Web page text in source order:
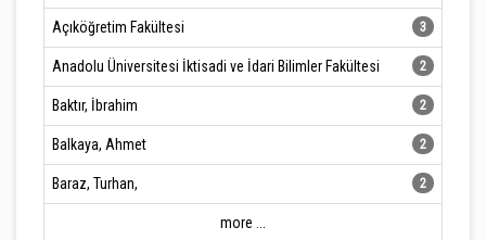
Açıköğretim Fakültesi 3
Anadolu Üniversitesi İktisadi ve İdari Bilimler Fakültesi 2
Baktır, İbrahim 2
Balkaya, Ahmet 2
Baraz, Turhan, 2
more ...